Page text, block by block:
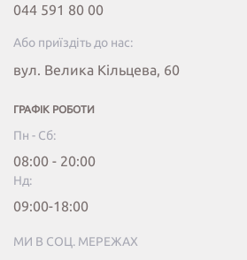
044 591 80 00
Або приїздіть до нас:
вул. Велика Кільцева, 60
ГРАФІК РОБОТИ
Пн - Сб:
08:00 - 20:00
Нд:
09:00-18:00
МИ В СОЦ. МЕРЕЖАХ